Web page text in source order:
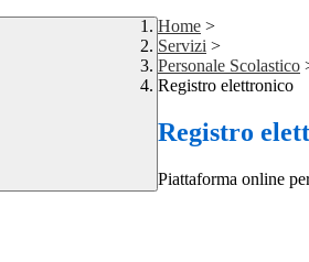
Home >
Servizi >
Personale Scolastico
Registro elettronico
Registro
Piattaforma online